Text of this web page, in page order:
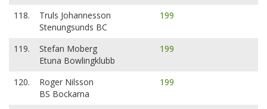
118.
Truls Johannesson
Stenungsunds BC
199
119.
Stefan Moberg
Etuna Bowlingklubb
199
120.
Roger Nilsson
BS Bockarna
199